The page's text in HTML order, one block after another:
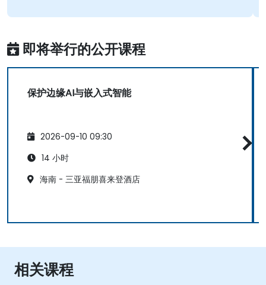
即将举行的公开课程
保护边缘AI与嵌入式智能
2026-09-10 09:30
14 小时
海南 - 三亚福朋喜来登酒店
相关课程